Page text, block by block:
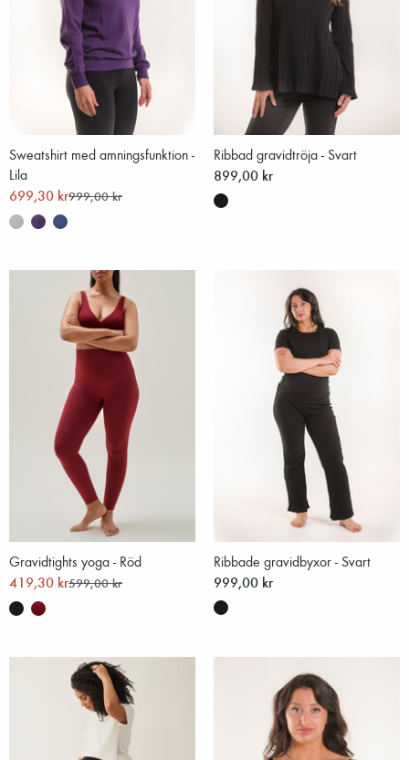
Sweatshirt med amningsfunktion -
Lila
699,30 kr999,00 kr
Ribbad gravidtröja - Svart
899,00 kr
Gravidtights yoga - Röd
419,30 kr599,00 kr
Ribbade gravidbyxor - Svart
999,00 kr